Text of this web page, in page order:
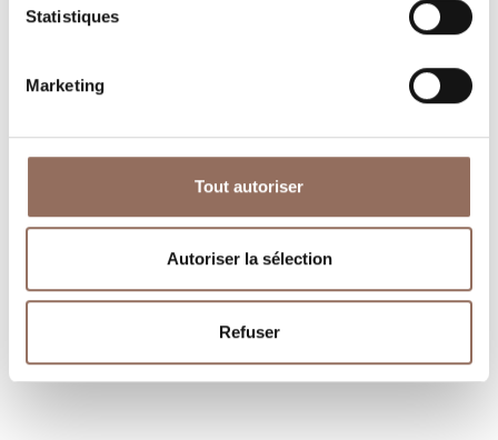
Statistiques
Marketing
Tout autoriser
Autoriser la sélection
Refuser
Tourisme
Météo